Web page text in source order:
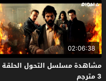
02:06:38
مشاهدة مسلسل التحول الحلقة
3 مترجم